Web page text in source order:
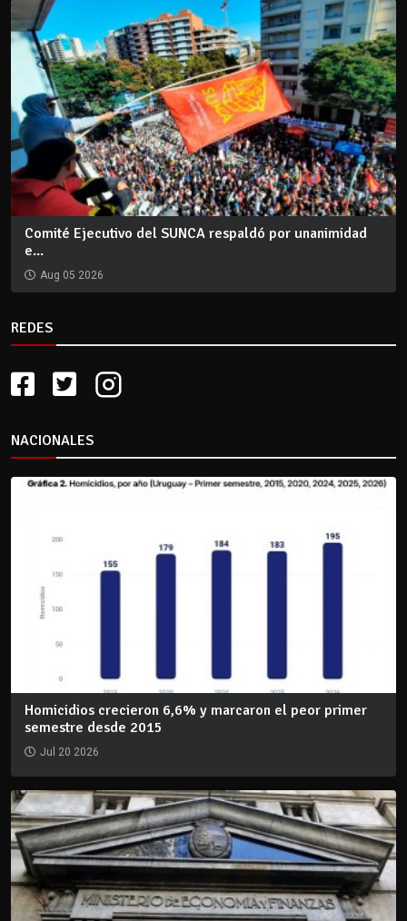
Comité Ejecutivo del SUNCA respaldó por unanimidad
e...
Aug 05 2026
REDES
NACIONALES
Homicidios crecieron 6,6% y marcaron el peor primer
semestre desde 2015
Jul 20 2026